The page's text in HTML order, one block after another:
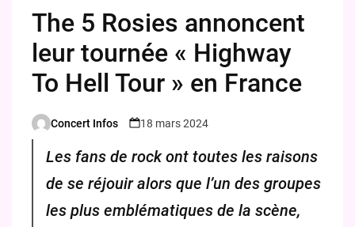
The 5 Rosies annoncent
leur tournée « Highway
To Hell Tour » en France
Posted
Concert Infos 18 mars 2024
Les fans de rock ont toutes les raisons
de se réjouir alors que l’un des groupes
les plus emblématiques de la scène,